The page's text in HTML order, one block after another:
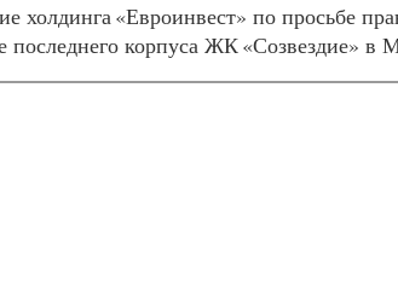
холдинга «Евроинвест» по просьбе
последнего корпуса ЖК «Созвездие»